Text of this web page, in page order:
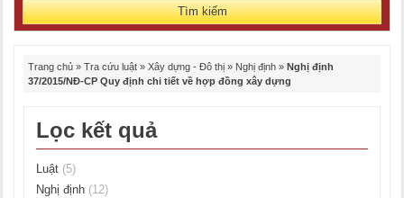
Tìm kiếm
Trang chủ » Tra cứu luật » Xây dựng - Đô thị » Nghị định » Nghị định
37/2015/NĐ-CP Quy định chi tiết về hợp đồng xây dựng
Lọc kết quả
Luật (5)
Nghị định (12)